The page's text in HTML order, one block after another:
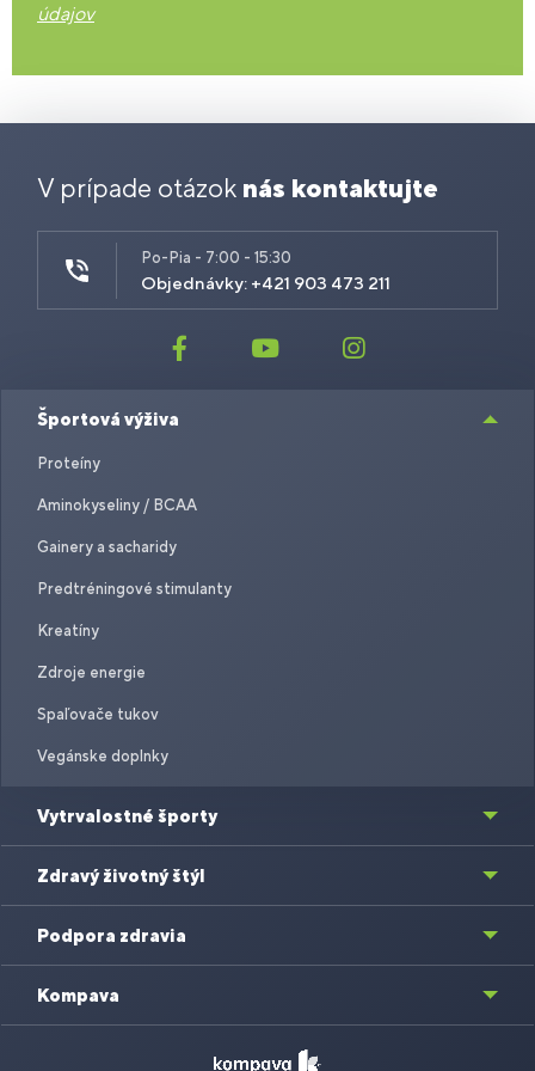
údajov
V prípade otázok nás kontaktujte
Po-Pia - 7:00 - 15:30
Objednávky: +421 903 473 211
Športová výživa
Proteíny
Aminokyseliny / BCAA
Gainery a sacharidy
Predtréningové stimulanty
Kreatíny
Zdroje energie
Spaľovače tukov
Vegánske doplnky
Vytrvalostné športy
Zdravý životný štýl
Podpora zdravia
Kompava